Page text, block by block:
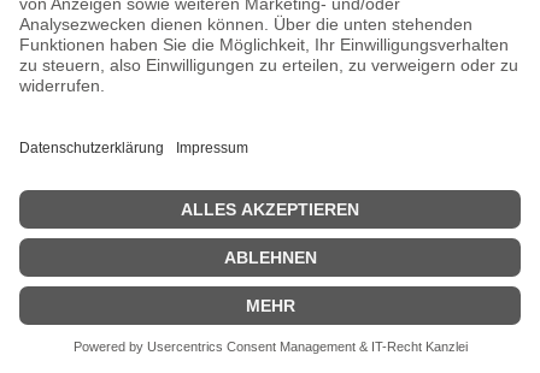
Honeywell - Tastatur - robust - DB9
Zeige Preise inklusiv MwSt. (Brutto)
581,34€ inkl. MwSt.
IN DEN WARENKORB